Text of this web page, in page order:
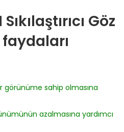
Göz
görünüme sahip olmasına
azalmasına yardımcı